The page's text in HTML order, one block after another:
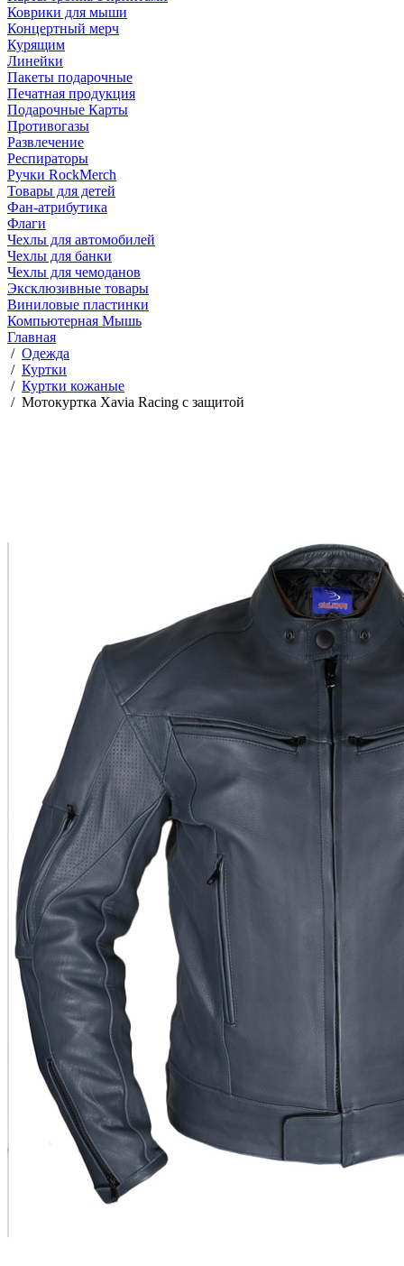
Коврики для мыши
Концертный мерч
Курящим
Линейки
Пакеты подарочные
Печатная продукция
Подарочные Карты
Противогазы
Развлечение
Респираторы
Ручки RockMerch
Товары для детей
Фан-атрибутика
Флаги
Чехлы для автомобилей
Чехлы для банки
Чехлы для чемоданов
Эксклюзивные товары
Виниловые пластинки
Компьютерная Мышь
Главная
/ Одежда
/ Куртки
/ Куртки кожаные
/ Мотокуртка Xavia Racing с защитой